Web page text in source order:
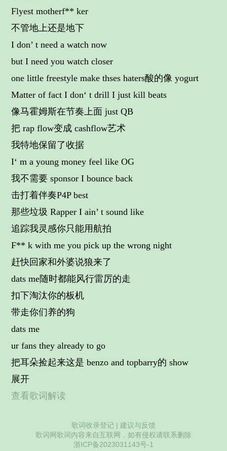
Flyest motherf** ker
不管地上还是地下
I don’ t need a watch now
but I need you watch closer
one little freestyle make thses haters酸的像 yogurt
Matter of fact I don‘ t drill I just kill beats
像马霍姆斯在节奏上面 just QB
把 rap flow变成 cashflow艺术
我特地保留了收据
I‘ m a young money feel like OG
我不需要 sponsor I bounce back
击打着伴奏P4P best
那些垃圾 Rapper I ain’ t sound like
追踪我灵感你只能用航拍
F** k with me you pick up the wrong night
赶快回家和外婆说狼来了
dats me随时都能风行雷厉的走
扣下淘汰你的板机
带走你们养的狗
dats me
ur fans they already to go
把耳朵捡起来这是 benzo and topbarry的 show
展开
查看歌词解读
歌词收录登记 | 建议与反馈
歌词网歌词内容来自互联网，如有侵权请联系删除
浙ICP备2023031143号-1